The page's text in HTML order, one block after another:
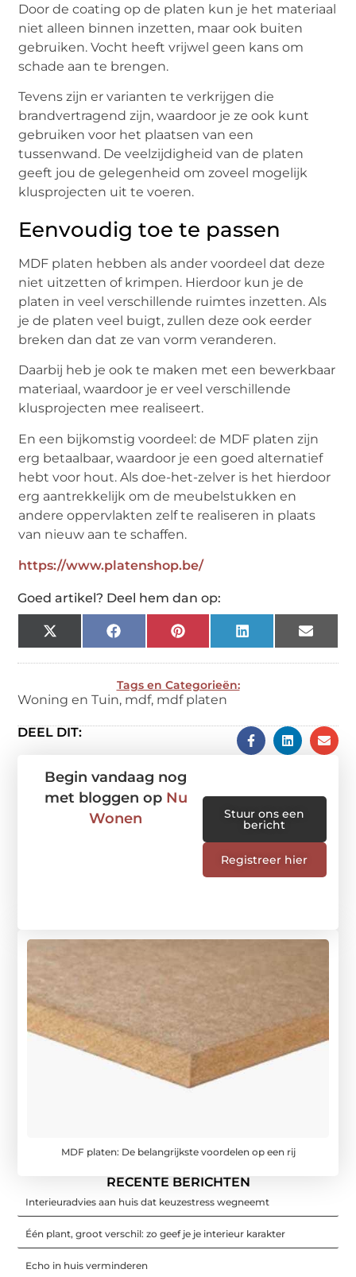
Door de coating op de platen kun je het materiaal
niet alleen binnen inzetten, maar ook buiten
gebruiken. Vocht heeft vrijwel geen kans om
schade aan te brengen.
Tevens zijn er varianten te verkrijgen die
brandvertragend zijn, waardoor je ze ook kunt
gebruiken voor het plaatsen van een
tussenwand. De veelzijdigheid van de platen
geeft jou de gelegenheid om zoveel mogelijk
klusprojecten uit te voeren.
Eenvoudig toe te passen
MDF platen hebben als ander voordeel dat deze
niet uitzetten of krimpen. Hierdoor kun je de
platen in veel verschillende ruimtes inzetten. Als
je de platen veel buigt, zullen deze ook eerder
breken dan dat ze van vorm veranderen.
Daarbij heb je ook te maken met een bewerkbaar
materiaal, waardoor je er veel verschillende
klusprojecten mee realiseert.
En een bijkomstig voordeel: de MDF platen zijn
erg betaalbaar, waardoor je een goed alternatief
hebt voor hout. Als doe-het-zelver is het hierdoor
erg aantrekkelijk om de meubelstukken en
andere oppervlakten zelf te realiseren in plaats
van nieuw aan te schaffen.
https://www.platenshop.be/
Goed artikel? Deel hem dan op:
X
(Twitter)
FacebookPinterestLinkedIn Email
Tags en Categorieën:
Woning en Tuin, mdf, mdf platen
DEEL DIT:
MDF platen: De belangrijkste voordelen op een rij
RECENTE BERICHTEN
Interieuradvies aan huis dat keuzestress wegneemt
Één plant, groot verschil: zo geef je je interieur karakter
Echo in huis verminderen
Begin vandaag nog
met bloggen op Nu
Wonen
Stuur ons een
bericht
Registreer hier